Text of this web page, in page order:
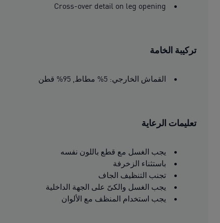
Cross-over detail on leg opening
تركيبة الخامة
القماش الخارجي: 5% مطاط, 95% قطن
تعليمات الرعاية
يجب الغسل مع قطع باللون نفسه
باستثناء الزخرفة
تجنب التنظيف الجاف
يجب الغسل والكىّ على الجهة الداخلية
يجب استخدام المنظف مع الألوان